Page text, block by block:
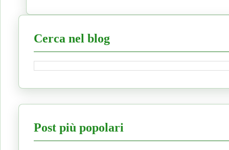
Cerca nel blog
Post più popolari